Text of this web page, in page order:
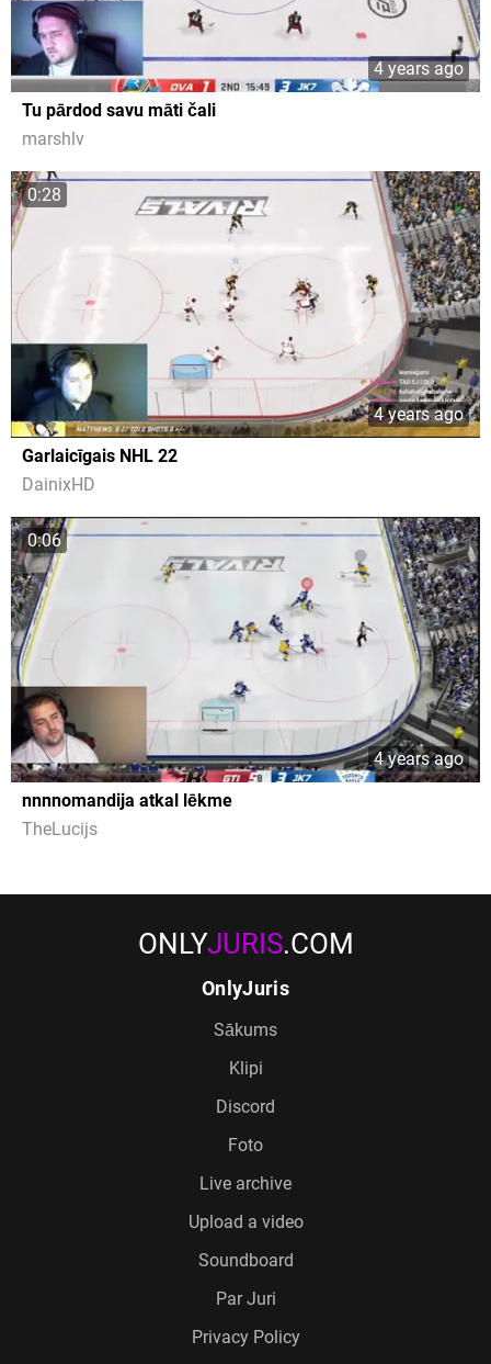
4 years ago
Tu pārdod savu māti čali
marshlv
0:28
4 years ago
Garlaicīgais NHL 22
DainixHD
0:06
4 years ago
nnnnomandija atkal lēkme
TheLucijs
ONLYJURIS.COM
OnlyJuris
Sākums
Klipi
Discord
Foto
Live archive
Upload a video
Soundboard
Par Juri
Privacy Policy